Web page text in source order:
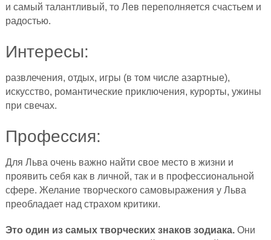
и самый талантливый, то Лев переполняется счастьем и
радостью.
Интересы:
развлечения, отдых, игры (в том числе азартные),
искусство, романтические приключения, курорты, ужины
при свечах.
Профессия:
Для Льва очень важно найти свое место в жизни и
проявить себя как в личной, так и в профессиональной
сфере. Желание творческого самовыражения у Льва
преобладает над страхом критики.
Это один из самых творческих знаков зодиака.Они